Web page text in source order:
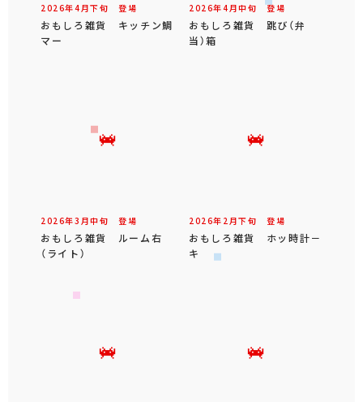
2026年4 月下旬 登場
おもしろ雑貨 キッチン鯛
マー
2026年4 月中旬 登場
おもしろ雑貨 跳び（弁
当）箱
2026年3 月中旬 登場
おもしろ雑貨 ルーム右
（ライト）
2026年 2 月下旬 登場
おもしろ雑貨 ホッ時計－
キ